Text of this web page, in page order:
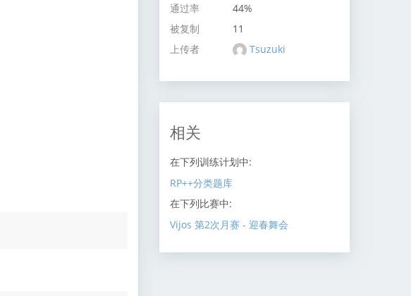
通过率
44%
被复制
11
上传者
Tsuzuki
相关
在下列训练计划中:
RP++分类题库
在下列比赛中:
Vijos 第2次月赛 - 迎春舞会